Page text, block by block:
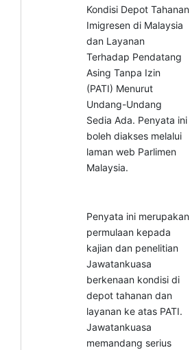
Kondisi Depot Tahanan
Imigresen di Malaysia
dan Layanan
Terhadap Pendatang
Asing Tanpa Izin
(PATI) Menurut
Undang-Undang
Sedia Ada. Penyata ini
boleh diakses melalui
laman web Parlimen
Malaysia.
Penyata ini merupakan
permulaan kepada
kajian dan penelitian
Jawatankuasa
berkenaan kondisi di
depot tahanan dan
layanan ke atas PATI.
Jawatankuasa
memandang serius